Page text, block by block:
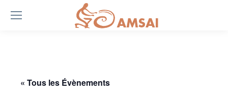
« Tous les Évènements